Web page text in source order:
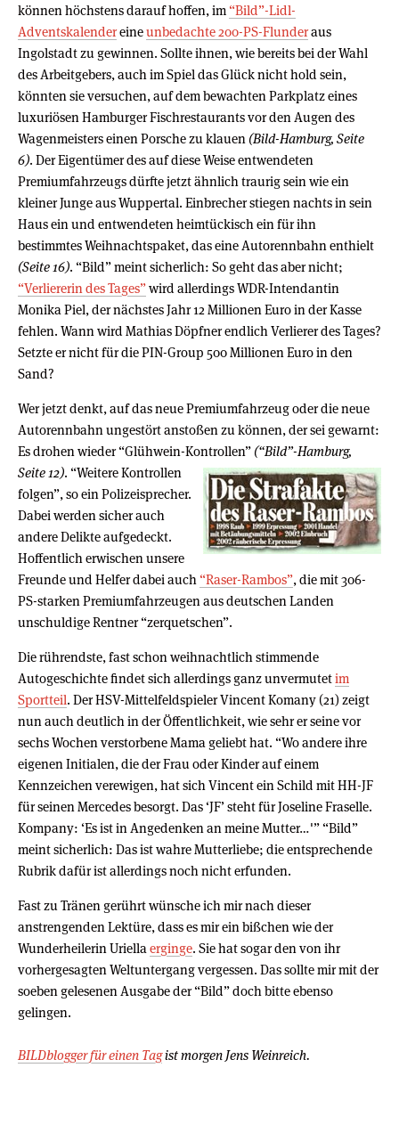
können höchstens darauf hoffen, im “Bild”-Lidl-
Adventskalendereineunbedachte 200-PS-Flunderaus
Ingolstadt zu gewinnen. Sollte ihnen, wie bereits bei der Wahl
des Arbeitgebers, auch im Spiel das Glück nicht hold sein,
könnten sie versuchen, auf dem bewachten Parkplatz eines
luxuriösen Hamburger Fischrestaurants vor den Augen des
Wagenmeisters einen Porsche zu klauen (Bild-Hamburg, Seite
6). Der Eigentümer des auf diese Weise entwendeten
Premiumfahrzeugs dürfte jetzt ähnlich traurig sein wie ein
kleiner Junge aus Wuppertal. Einbrecher stiegen nachts in sein
Haus ein und entwendeten heimtückisch ein für ihn
bestimmtes Weihnachtspaket, das eine Autorennbahn enthielt
(Seite 16). “Bild” meint sicherlich: So geht das aber nicht;
“Verliererin des Tages”wird allerdings WDR-Intendantin
Monika Piel, der nächstes Jahr 12 Millionen Euro in der Kasse
fehlen. Wann wird Mathias Döpfner endlich Verlierer des Tages?
Setzte er nicht für die PIN-Group 500 Millionen Euro in den
Sand?
Wer jetzt denkt, auf das neue Premiumfahrzeug oder die neue
Autorennbahn ungestört anstoßen zu können, der sei gewarnt:
Es drohen wieder “Glühwein-Kontrollen” (“Bild”-Hamburg,
Seite 12). “Weitere Kontrollen
folgen”, so ein Polizeisprecher.
Dabei werden sicher auch
andere Delikte aufgedeckt.
Hoffentlich erwischen unsere
Freunde und Helfer dabei auch “Raser-Rambos”, die mit 306-
PS-starken Premiumfahrzeugen aus deutschen Landen
unschuldige Rentner “zerquetschen”.
Die rührendste, fast schon weihnachtlich stimmende
Autogeschichte findet sich allerdings ganz unvermutetim
Sportteil. Der HSV-Mittelfeldspieler Vincent Komany (21) zeigt
nun auch deutlich in der Öffentlichkeit, wie sehr er seine vor
sechs Wochen verstorbene Mama geliebt hat. “Wo andere ihre
eigenen Initialen, die der Frau oder Kinder auf einem
Kennzeichen verewigen, hat sich Vincent ein Schild mit HH-JF
für seinen Mercedes besorgt. Das ‘JF’ steht für Joseline Fraselle.
Kompany: ‘Es ist in Angedenken an meine Mutter…'” “Bild”
meint sicherlich: Das ist wahre Mutterliebe; die entsprechende
Rubrik dafür ist allerdings noch nicht erfunden.
Fast zu Tränen gerührt wünsche ich mir nach dieser
anstrengenden Lektüre, dass es mir ein bißchen wie der
Wunderheilerin Uriella erginge. Sie hat sogar den von ihr
vorhergesagten Weltuntergang vergessen. Das sollte mir mit der
soeben gelesenen Ausgabe der “Bild” doch bitte ebenso
gelingen.
BILDblogger für einen Tagist morgen Jens Weinreich.